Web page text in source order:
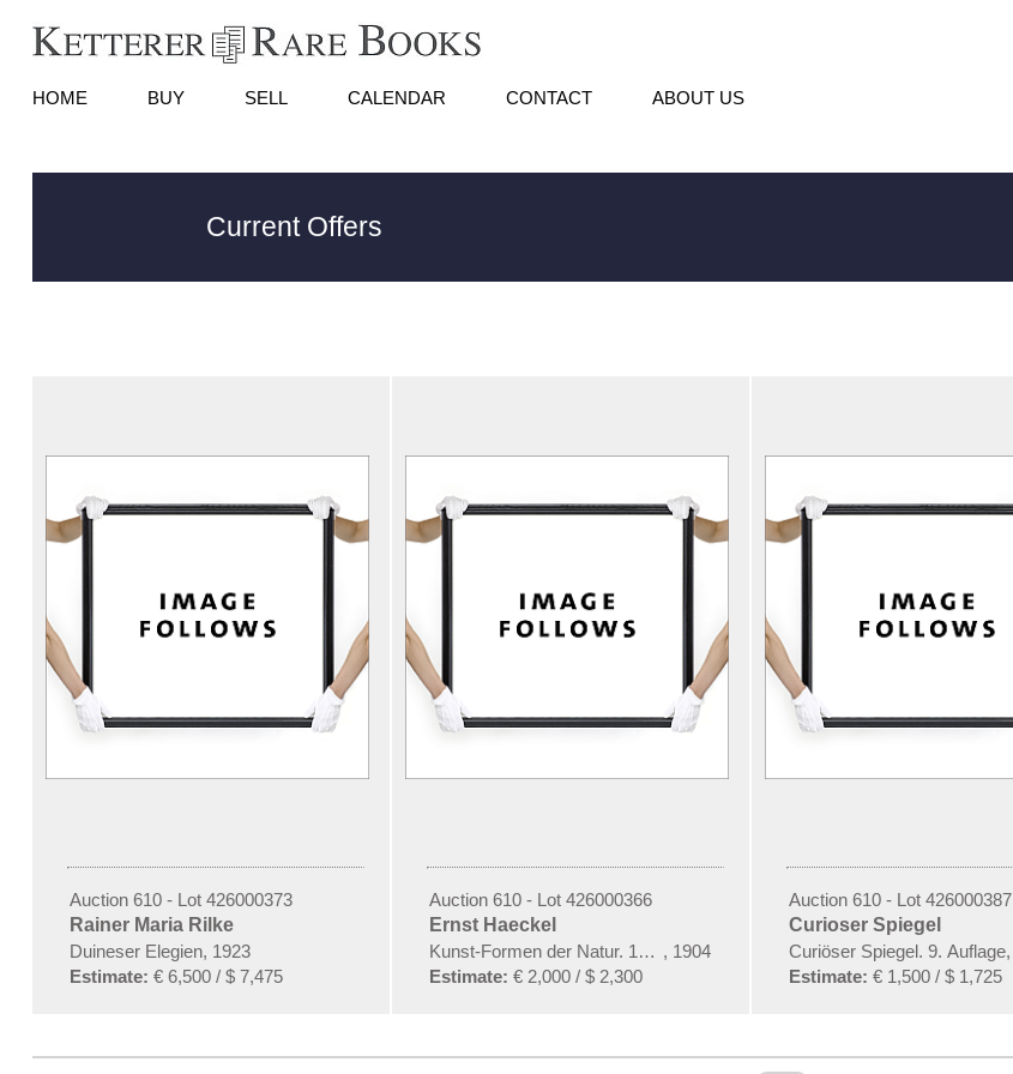
HOME BUY SELL CALENDAR CONTACT ABOUT US
Current Offers
Auction 610 - Lot 426000373
Rainer Maria Rilke
Duineser Elegien, 1923
Estimate: € 6,500 / $ 7,475
Auction 610 - Lot 426000366
Ernst Haeckel
Kunst-Formen der Natur. 10 Hefte und Supplement in 1 Band
, 1904
Estimate: € 2,000 / $ 2,300
Auction 610 - Lot 426000387
Curioser Spiegel
Curiöser Spiegel. 9. Auflage,
Estimate: € 1,500 / $ 1,725